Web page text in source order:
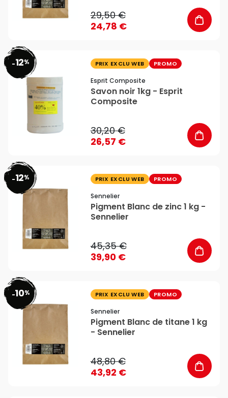
29,50 €
24,78 €
-12% PRIX EXCLU WEB PROMO
Esprit Composite
Savon noir 1kg - Esprit
Composite
30,20 €
26,57 €
-12% PRIX EXCLU WEB PROMO
Sennelier
Pigment Blanc de zinc 1 kg -
Sennelier
45,35 €
39,90 €
-10% PRIX EXCLU WEB PROMO
Sennelier
Pigment Blanc de titane 1 kg
- Sennelier
48,80 €
43,92 €